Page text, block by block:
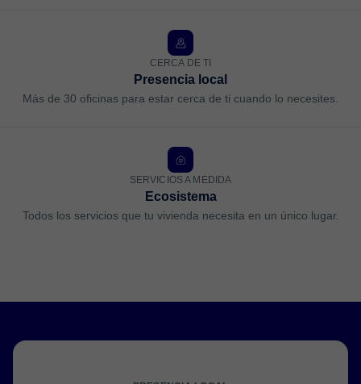
CERCA DE TI
Presencia local
Más de 30 oficinas para estar cerca de ti cuando lo necesites.
SERVICIOS A MEDIDA
Ecosistema
Todos los servicios que tu vivienda necesita en un único lugar.